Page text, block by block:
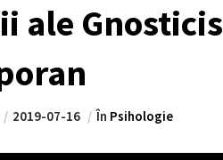
ale
2019-07-16 În Psihologie